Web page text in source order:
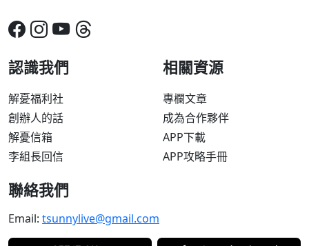
認識我們
解憂福利社
創辦人的話
解憂信箱
李組長回信
相關資源
專欄文章
成為合作夥伴
APP下載
APP攻略手冊
聯絡我們
Email: tsunnylive@gmail.com